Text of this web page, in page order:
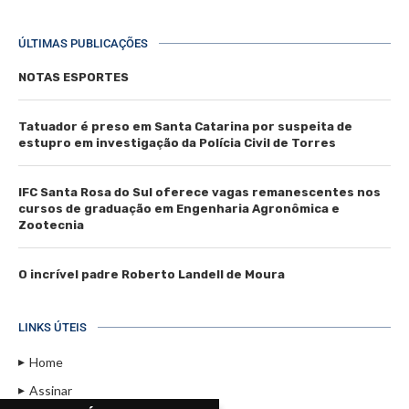
ÚLTIMAS PUBLICAÇÕES
NOTAS ESPORTES
Tatuador é preso em Santa Catarina por suspeita de
estupro em investigação da Polícia Civil de Torres
IFC Santa Rosa do Sul oferece vagas remanescentes nos
cursos de graduação em Engenharia Agronômica e
Zootecnia
O incrível padre Roberto Landell de Moura
LINKS ÚTEIS
Home
Assinar